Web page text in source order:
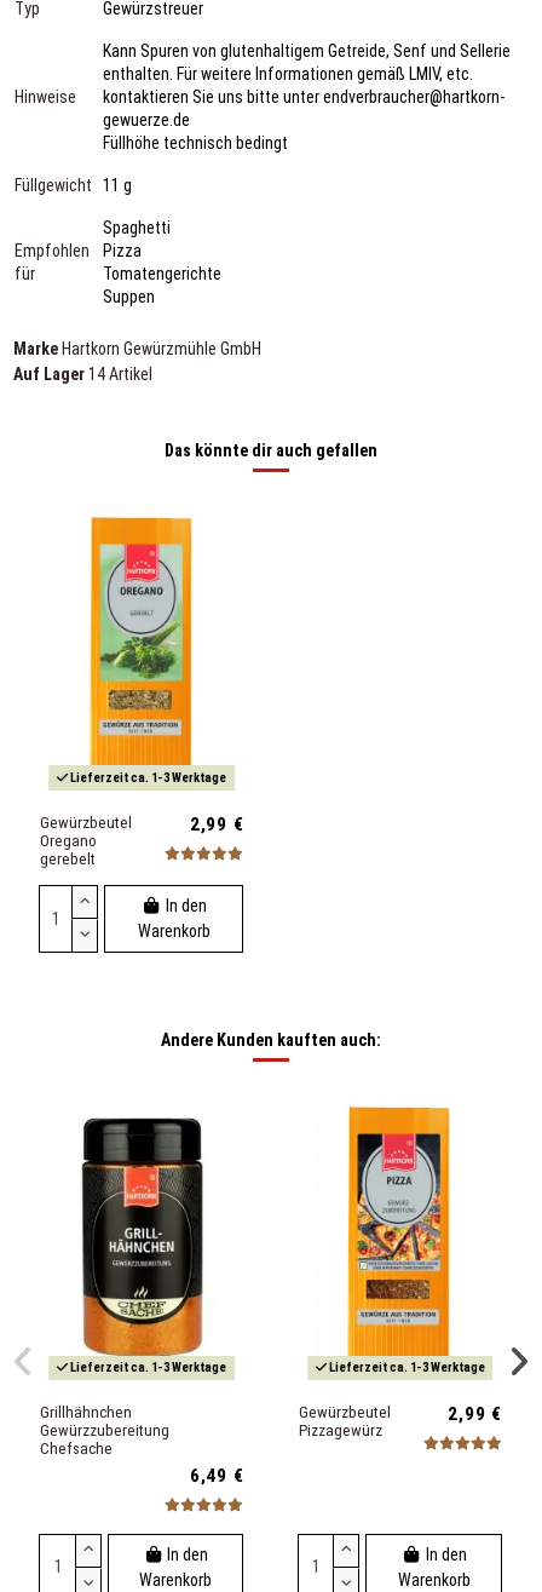
Typ Gewürzstreuer
Hinweise
Kann Spuren von glutenhaltigem Getreide, Senf und Sellerie
enthalten. Für weitere Informationen gemäß LMIV, etc.
kontaktieren Sie uns bitte unter endverbraucher@hartkorn-
gewuerze.de
Füllhöhe technisch bedingt
Füllgewicht 11 g
Empfohlen
für
Spaghetti
Pizza
Tomatengerichte
Suppen
Marke Hartkorn Gewürzmühle GmbH
Auf Lager 14 Artikel
Das könnte dir auch gefallen
Lieferzeit ca. 1-3 Werktage
Gewürzbeutel
Oregano
gerebelt
2,99 €
In den
Warenkorb
Andere Kunden kauften auch:
Lieferzeit ca. 1-3 Werktage
Grillhähnchen
Gewürzzubereitung
Chefsache
6,49 €
In den
Warenkorb
Lieferzeit ca. 1-3 Werktage
Gewürzbeutel
Pizzagewürz
2,99 €
In den
Warenkorb